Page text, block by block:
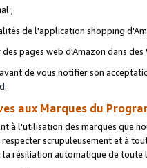
;
de l'application shopping
pages web d'Amazon dans
de vous notifier son
.
aux Marques du
à l'utilisation des marques que
respecter scrupuleusement et à
la résiliation automatique de